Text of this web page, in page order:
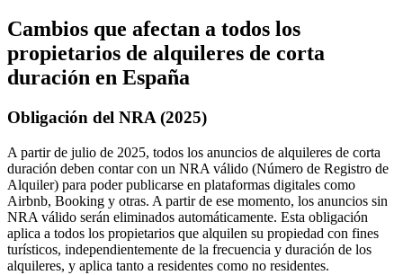
Cambios que afectan a todos los
propietarios de alquileres de corta
duración en España
Obligación del NRA (2025)
A partir de julio de 2025, todos los anuncios de alquileres de corta
duración deben contar con un NRA válido (Número de Registro de
Alquiler) para poder publicarse en plataformas digitales como
Airbnb, Booking y otras. A partir de ese momento, los anuncios sin
NRA válido serán eliminados automáticamente. Esta obligación
aplica a todos los propietarios que alquilen su propiedad con fines
turísticos, independientemente de la frecuencia y duración de los
alquileres, y aplica tanto a residentes como no residentes.